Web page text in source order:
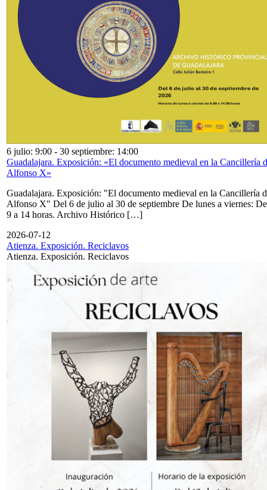
6 julio: 9:00 - 30 septiembre: 14:00
Guadalajara. Exposición: «El documento medieval en la Cancillería
Alfonso X»
Guadalajara. Exposición: "El documento medieval en la Cancillería
Alfonso X" Del 6 de julio al 30 de septiembre De lunes a viernes: De
9 a 14 horas. Archivo Histórico […]
2026-07-12
Atienza. Exposición. Reciclavos
Atienza. Exposición. Reciclavos